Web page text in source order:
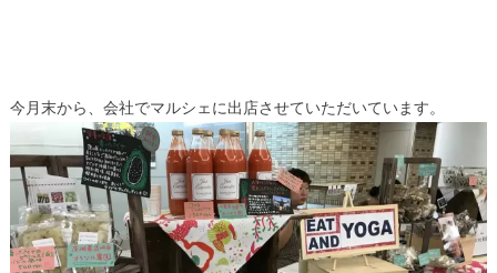
今月末から、会社でマルシェに出店させていただいています。